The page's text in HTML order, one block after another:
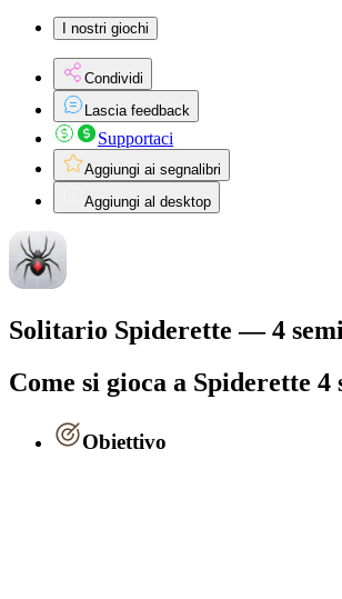
I nostri giochi
Condividi
Lascia feedback
Supportaci
Aggiungi ai segnalibri
Aggiungi al desktop
Solitario Spiderette — 4 semi
Come si gioca a Spiderette
Obiettivo